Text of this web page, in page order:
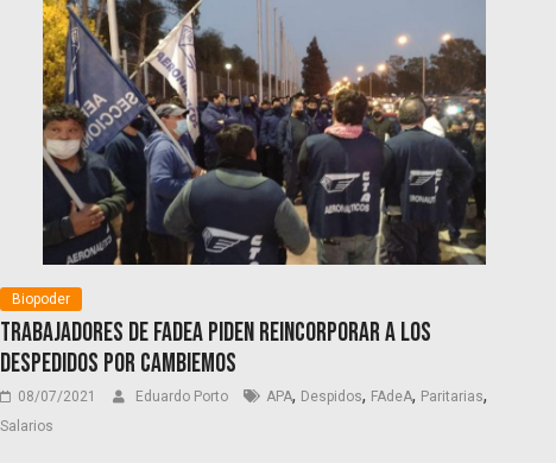
Biopoder
Trabajadores de FAdeA piden reincorporar a los
despedidos por Cambiemos
08/07/2021 Eduardo Porto APA, Despidos, FAdeA, Paritarias,
Salarios